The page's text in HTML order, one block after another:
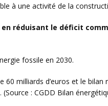
à une activité de la
réduisant le déficit
fossile en 2030.
milliards d’euros et le bilan
: CGDD Bilan